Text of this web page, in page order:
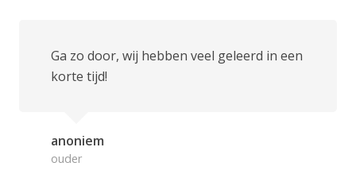
Ga zo door, wij hebben veel geleerd in een
korte tijd!
anoniem
ouder